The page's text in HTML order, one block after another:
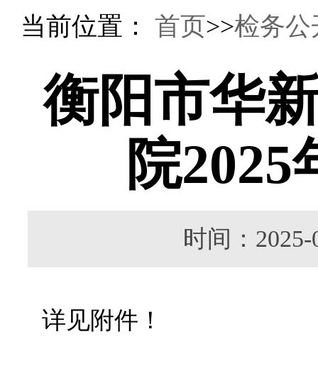
当前位置：首页>>检务公
衡阳市华
院
时间：
详见附件！